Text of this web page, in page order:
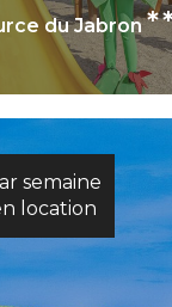
du Jabron
semaine
location